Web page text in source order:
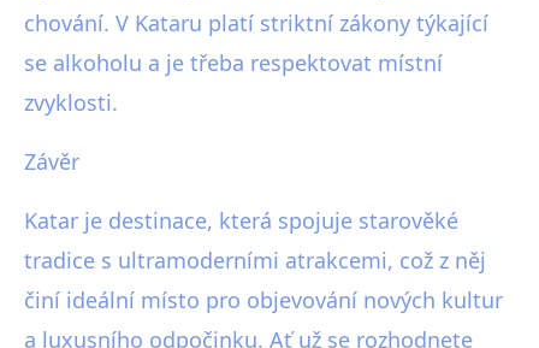
chování. V Kataru platí striktní zákony týkající
se alkoholu a je třeba respektovat místní
zvyklosti.
Závěr
Katar je destinace, která spojuje starověké
tradice s ultramoderními atrakcemi, což z něj
činí ideální místo pro objevování nových kultur
a luxusního odpočinku. Ať už se rozhodnete